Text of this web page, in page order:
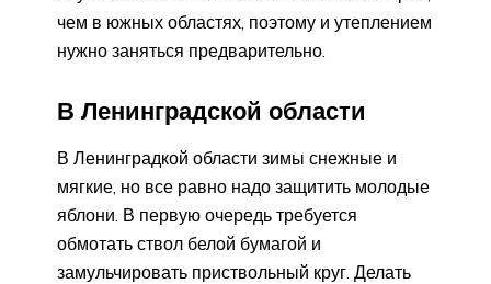
чем в южных областях, поэтому и утеплением
нужно заняться предварительно.
В Ленинградской области
В Ленинградкой области зимы снежные и
мягкие, но все равно надо защитить молодые
яблони. В первую очередь требуется
обмотать ствол белой бумагой и
замульчировать приствольный круг. Делать